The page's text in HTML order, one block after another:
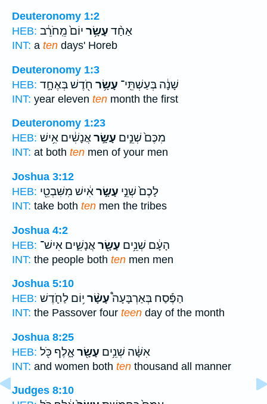
Deuteronomy 1:2
HEB:
אַחַ֨ד עָשָׂ֥ר יוֹם֙ מֵֽחֹרֵ֔ב
INT: a ten days' Horeb
Deuteronomy 1:3
HEB:
שָׁנָ֔ה בְּעַשְׁתֵּֽי־ עָשָׂ֥ר חֹ֖דֶשׁ בְּאֶחָ֣ד
INT: year eleven ten month the first
Deuteronomy 1:23
HEB:
מִכֶּם֙ שְׁנֵ֣ים עָשָׂ֣ראֲנָשִׁ֔ים אִ֥ישׁ
INT: at both ten men of your men
Joshua 3:12
HEB:
לָכֶם֙ שְׁנֵ֣י עָשָׂ֣ראִ֔ישׁ מִשִּׁבְטֵ֖י
INT: take both ten men the tribes
Joshua 4:2
HEB:
הָעָ֔ם שְׁנֵ֥ים עָשָׂ֖ראֲנָשִׁ֑ים אִישׁ־
INT: the people both ten men men
Joshua 5:10
HEB:
הַפֶּ֡סַח בְּאַרְבָּעָה֩עָשָׂ֨ר י֥וֹם לַחֹ֛דֶשׁ
INT: the Passover four teen day of the month
Joshua 8:25
HEB:
אִשָּׁ֔ה שְׁנֵ֥ים עָשָׂ֖ראָ֑לֶף כֹּ֖ל
INT: and women both ten thousand all manner
Judges 8:10